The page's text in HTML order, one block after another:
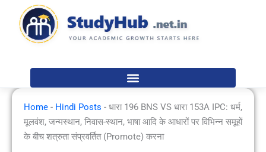
content
Home - Hindi Posts - धारा 196 BNS VS धारा 153A IPC: धर्म,
मूलवंश, जन्मस्थान, निवास-स्थान, भाषा आदि के आधारों पर विभिन्न समूहों
के बीच शत्रुता संप्रवर्तित (Promote) करना